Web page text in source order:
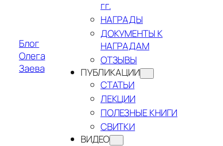
Блог
Олега
Заева
гг.
НАГРАДЫ
ДОКУМЕНТЫ К
НАГРАДАМ
ОТЗЫВЫ
ПУБЛИКАЦИИ
СТАТЬИ
ЛЕКЦИИ
ПОЛЕЗНЫЕ КНИГИ
СВИТКИ
ВИДЕО